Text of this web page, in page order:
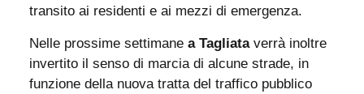
transito ai residenti e ai mezzi di emergenza.
Nelle prossime settimane a Tagliataverrà inoltre
invertito il senso di marcia di alcune strade, in
funzione della nuova tratta del traffico pubblico